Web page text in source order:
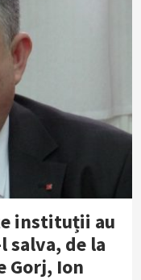
instituții au
salva, de la
Gorj, Ion